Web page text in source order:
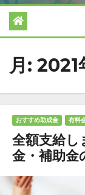
月: 2021
おすすめ助成金 有料
全額支給し
金・補助金